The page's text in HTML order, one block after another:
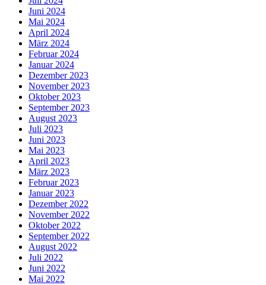
Juni 2024
Mai 2024
April 2024
März 2024
Februar 2024
Januar 2024
Dezember 2023
November 2023
Oktober 2023
September 2023
August 2023
Juli 2023
Juni 2023
Mai 2023
April 2023
März 2023
Februar 2023
Januar 2023
Dezember 2022
November 2022
Oktober 2022
September 2022
August 2022
Juli 2022
Juni 2022
Mai 2022